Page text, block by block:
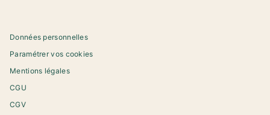
Données personnelles
Paramétrer vos cookies
Mentions légales
CGU
CGV